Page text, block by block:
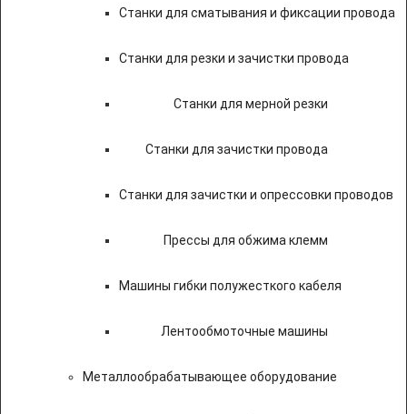
Станки для сматывания и фиксации провода
Станки для резки и зачистки провода
Станки для мерной резки
Станки для зачистки провода
Станки для зачистки и опрессовки проводов
Прессы для обжима клемм
Машины гибки полужесткого кабеля
Лентообмоточные машины
Металлообрабатывающее оборудование